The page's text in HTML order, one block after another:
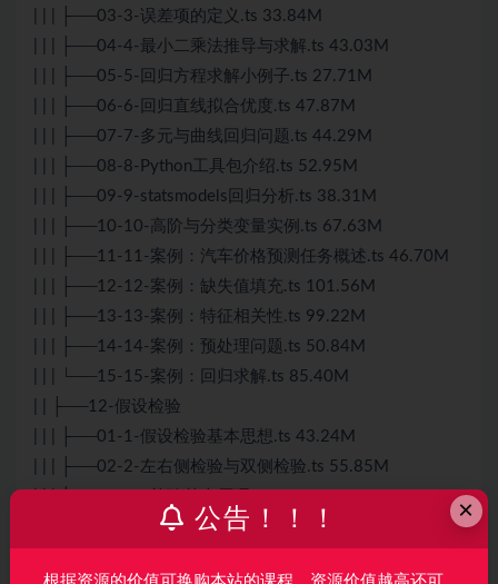
| | | ├──03-3-误差项的定义.ts 33.84M
| | | ├──04-4-最小二乘法推导与求解.ts 43.03M
| | | ├──05-5-回归方程求解小例子.ts 27.71M
| | | ├──06-6-回归直线拟合优度.ts 47.87M
| | | ├──07-7-多元与曲线回归问题.ts 44.29M
| | | ├──08-8-Python工具包介绍.ts 52.95M
| | | ├──09-9-statsmodels回归分析.ts 38.31M
| | | ├──10-10-高阶与分类变量实例.ts 67.63M
| | | ├──11-11-案例：汽车价格预测任务概述.ts 46.70M
| | | ├──12-12-案例：缺失值填充.ts 101.56M
| | | ├──13-13-案例：特征相关性.ts 99.22M
| | | ├──14-14-案例：预处理问题.ts 50.84M
| | | └──15-15-案例：回归求解.ts 85.40M
| | ├──12-假设检验
| | | ├──01-1-假设检验基本思想.ts 43.24M
| | | ├──02-2-左右侧检验与双侧检验.ts 55.85M
| | | ├──04-4-Z检验实例.ts 68.35M
×
公告！！！